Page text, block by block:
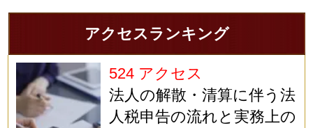
アクセスランキング
524 アクセス
法人の解散・清算に伴う法
人税申告の流れと実務上の